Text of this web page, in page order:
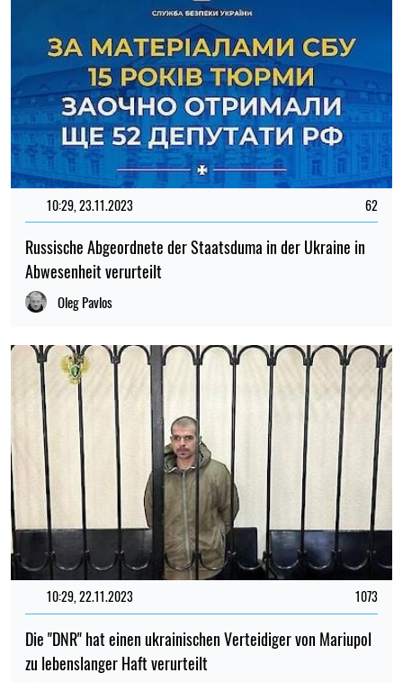
10:29, 23.11.2023 62
Russische Abgeordnete der Staatsduma in der Ukraine in
Abwesenheit verurteilt
Oleg Pavlos
10:29, 22.11.2023 1073
Die "DNR" hat einen ukrainischen Verteidiger von Mariupol
zu lebenslanger Haft verurteilt